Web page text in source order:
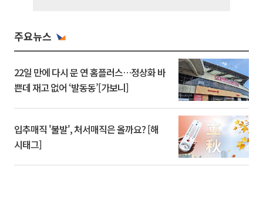
주요뉴스
22일 만에 다시 문 연 홈플러스…정상화 바
쁜데 재고 없어 ‘발동동’[가보니]
입추매직 '불발', 처서매직은 올까요? [해
시태그]